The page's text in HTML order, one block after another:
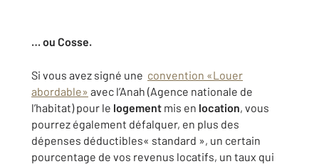
… ou Cosse.
Si vous avez signé une convention «Louer
abordable» avec l’Anah (Agence nationale de
l’habitat) pour le logement mis en location, vous
pourrez également défalquer, en plus des
dépenses déductibles« standard », un certain
pourcentage de vos revenus locatifs, un taux qui